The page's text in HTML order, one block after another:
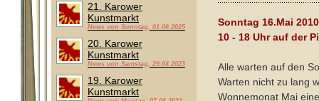
21. Karower
Kunstmarkt
News von Sonntag, 01.06.2025
20. Karower
Kunstmarkt
News von Samstag, 29.04.2023
19. Karower
Kunstmarkt
Sonntag 16.Mai 2010
10 - 18 Uhr auf der
Alle warten auf den
Warten nicht zu lang
Wonnemonat Mai